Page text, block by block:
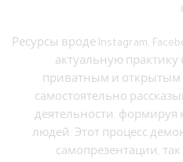
Ресурсы вроде Instagram,
актуальную практику
приватным и открытым
самостоятельно
деятельности, формируя
людей. Этот процесс
самопрезентации,